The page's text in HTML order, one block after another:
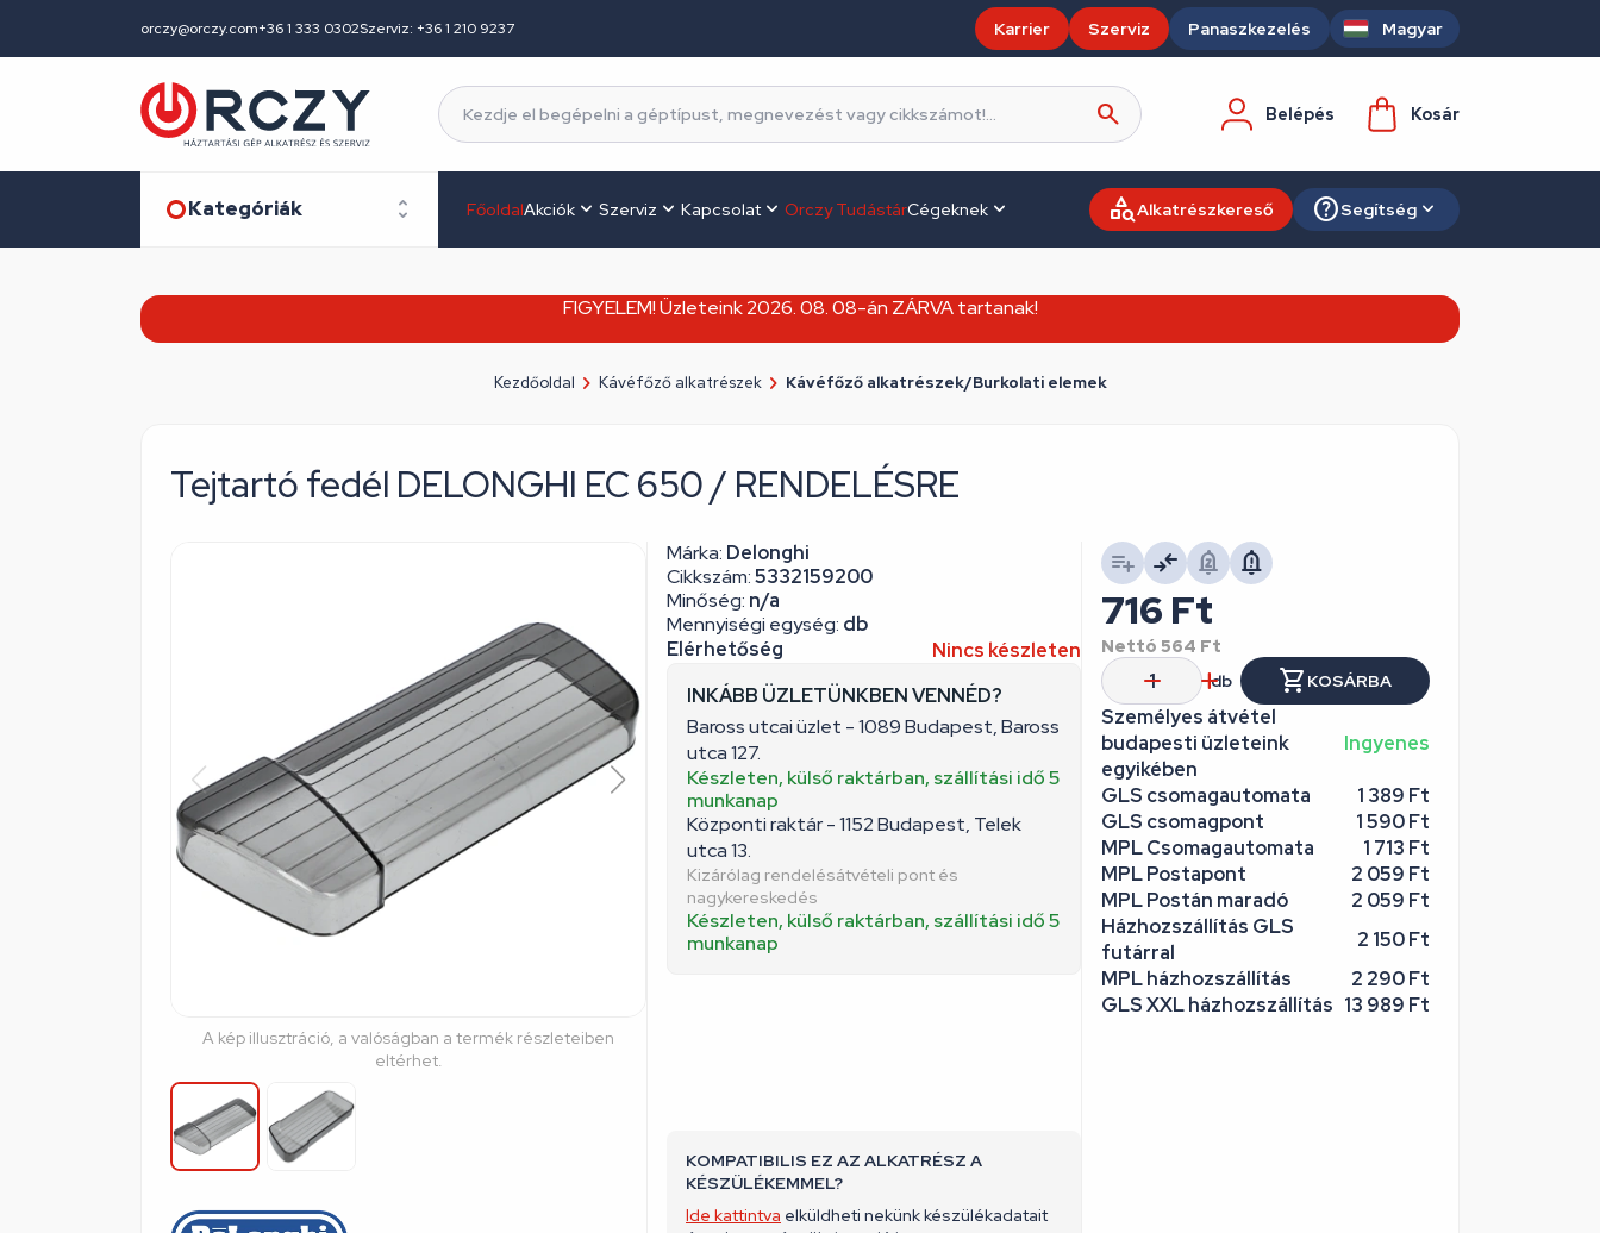
orczy@orczy.com+36 1 333 0302Szerviz: +36 1 210 9237 Karrier Szerviz Panaszkezelés Magyar
Belépés Kosár
Kategóriák FőoldalAkciók Szerviz Kapcsolat Orczy TudástárCégeknek Alkatrészkereső Segítség
FIGYELEM! Üzleteink 2026. 08. 08-án ZÁRVA tartanak!
Tejtartó fedél DELONGHI EC 650 / RENDELÉSRE
eltérhet.
Cikkszám:5332159200
Minőség:n/a
Mennyiségi egység:
Elérhetőség
Baross utcai üzlet - 1089 Budapest, Baross
utca 127.
Készleten, külső raktárban, szállítási idő 5
munkanap
Központi raktár - 1152 Budapest, Telek
utca 13.
Kizárólag rendelésátvételi pont és
nagykereskedés
Készleten, külső raktárban, szállítási idő 5
munkanap
KÉSZÜLÉKEMMEL?
Ide kattintvaelküldheti nekünk készülékadatait
és mi megnézzük, hogy jó lesz-e.
716Ft
Nettó564
Ft
db
KOSÁRBA
Személyes átvétel
budapesti üzleteink
egyikében
GLS csomagautomata
GLS csomagpont
1 590 Ft
MPL Csomagautomata
1 713 Ft
MPL Postapont
2 059 Ft
MPL Postán maradó
2 059 Ft
Házhozszállítás GLS
futárral
MPL házhozszállítás
GLS XXL házhozszállítás
13 989 Ft